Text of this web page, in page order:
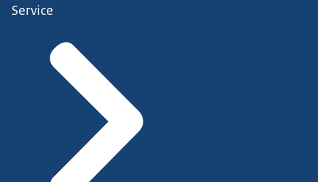
Service